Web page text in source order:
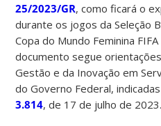
25/2023/GR, como ficará o
durante os jogos da Seleção
Copa do Mundo Feminina
documento segue
Gestão e da Inovação em
do Governo Federal,
3.814, de 17 de julho de 2023.